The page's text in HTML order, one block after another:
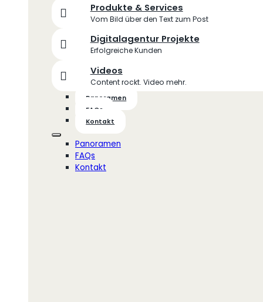
Produkte & Services
Vom Bild über den Text zum Post
Digitalagentur Projekte
Erfolgreiche Kunden
Videos
Content rockt. Video mehr.
Panoramen
FAQs
Kontakt
Panoramen
FAQs
Kontakt